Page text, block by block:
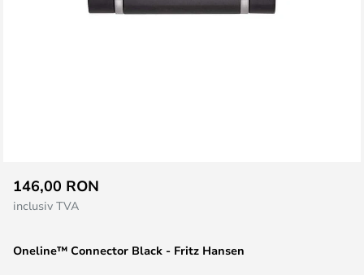
to
the
ofOneline™ Connector Black - Fritz Hansen
146,00 RON
inclusiv TVA